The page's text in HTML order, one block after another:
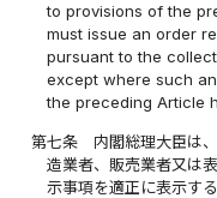
to provisions of the
must issue an order
pursuant to the
except where such
the preceding Article
第七条
内閣総理大臣は
造業者、販売業者又は
示事項を適正に表示す